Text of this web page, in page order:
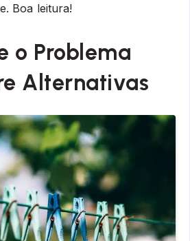
Boa leitura!
o Problema
Alternativas